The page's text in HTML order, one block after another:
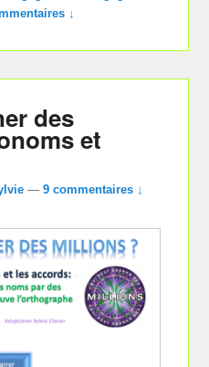
↓
des
et
—9 commentaires ↓